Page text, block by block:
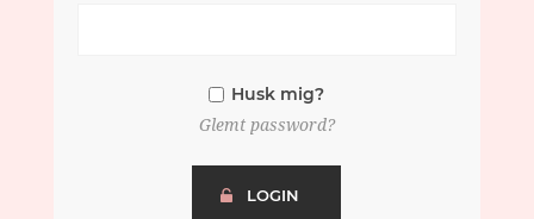
Husk mig?
Glemt password?